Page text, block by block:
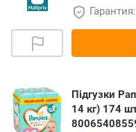
Підгузки
14 кг) 174